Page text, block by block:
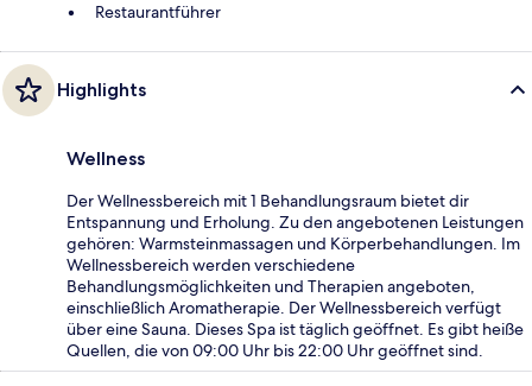
Restaurantführer
Highlights
Wellness
Der Wellnessbereich mit 1 Behandlungsraum bietet dir
Entspannung und Erholung. Zu den angebotenen Leistungen
gehören: Warmsteinmassagen und Körperbehandlungen. Im
Wellnessbereich werden verschiedene
Behandlungsmöglichkeiten und Therapien angeboten,
einschließlich Aromatherapie. Der Wellnessbereich verfügt
über eine Sauna. Dieses Spa ist täglich geöffnet. Es gibt heiße
Quellen, die von 09:00 Uhr bis 22:00 Uhr geöffnet sind.